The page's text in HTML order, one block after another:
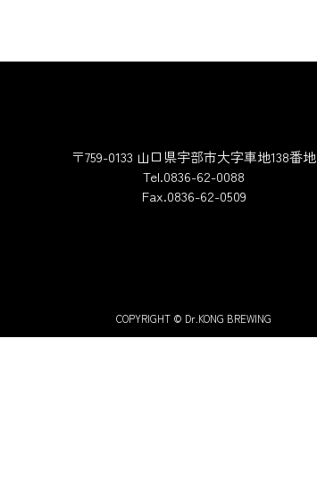
ション
〒759-0133 山口県宇部市大字車地138番地
Tel.0836-62-0088
Fax.0836-62-0509
COPYRIGHT © Dr.KONG BREWING